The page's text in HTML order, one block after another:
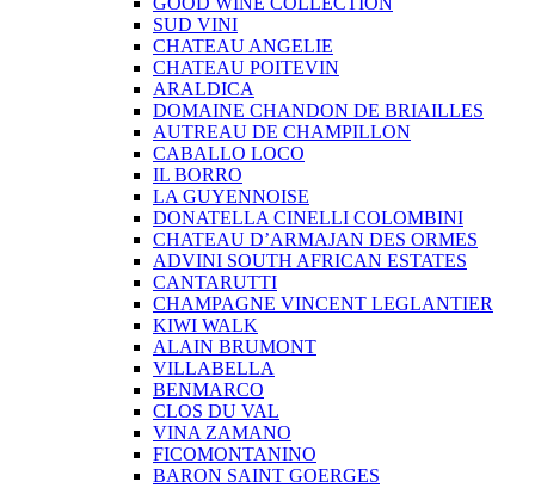
SUD VINI
CHATEAU ANGELIE
CHATEAU POITEVIN
ARALDICA
DOMAINE CHANDON DE BRIAILLES
AUTREAU DE CHAMPILLON
CABALLO LOCO
IL BORRO
LA GUYENNOISE
DONATELLA CINELLI COLOMBINI
CHATEAU D’ARMAJAN DES ORMES
ADVINI SOUTH AFRICAN ESTATES
CANTARUTTI
CHAMPAGNE VINCENT LEGLANTIER
KIWI WALK
ALAIN BRUMONT
VILLABELLA
BENMARCO
CLOS DU VAL
VINA ZAMANO
FICOMONTANINO
BARON SAINT GOERGES